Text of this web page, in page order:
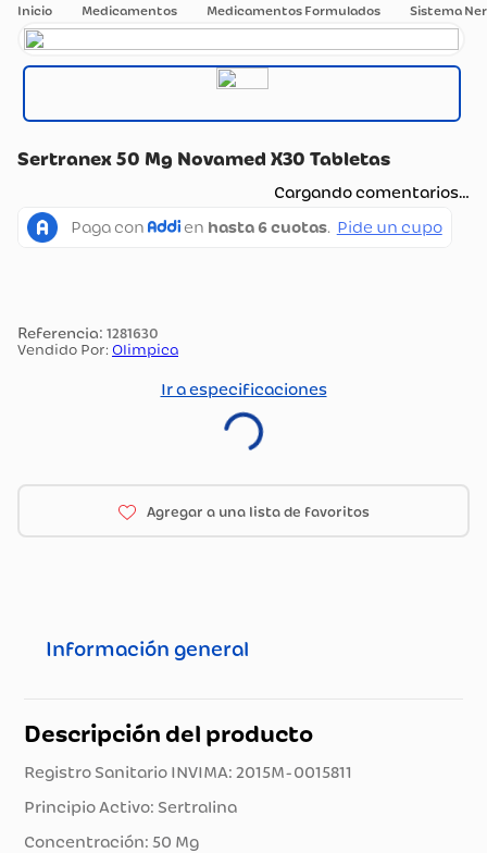
Medicamentos Medicamentos Formulados Sistema
Sertranex 50 Mg Novamed X30 Tabletas
Cargando comentarios…
: 1281630
Vendido Por: Olimpica
Ir a especificaciones
Información general
Descripción del producto
Registro Sanitario INVIMA: 2015M-0015811
Principio Activo: Sertralina
Concentración: 50 Mg